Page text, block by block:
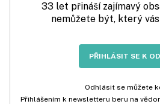
33 let přináší zajímavý
nemůžete být, který
PŘIHLÁSIT SE K
Odhlásit se můžete
Přihlášením k newsletteru beru na